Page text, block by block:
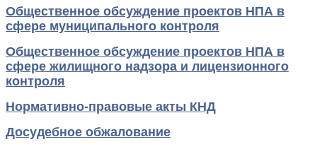
Общественное обсуждение проектов НПА в
сфере муниципального контроля
Общественное обсуждение проектов НПА в
сфере жилищного надзора и лицензионного
контроля
Нормативно-правовые акты КНД
Досудебное обжалование